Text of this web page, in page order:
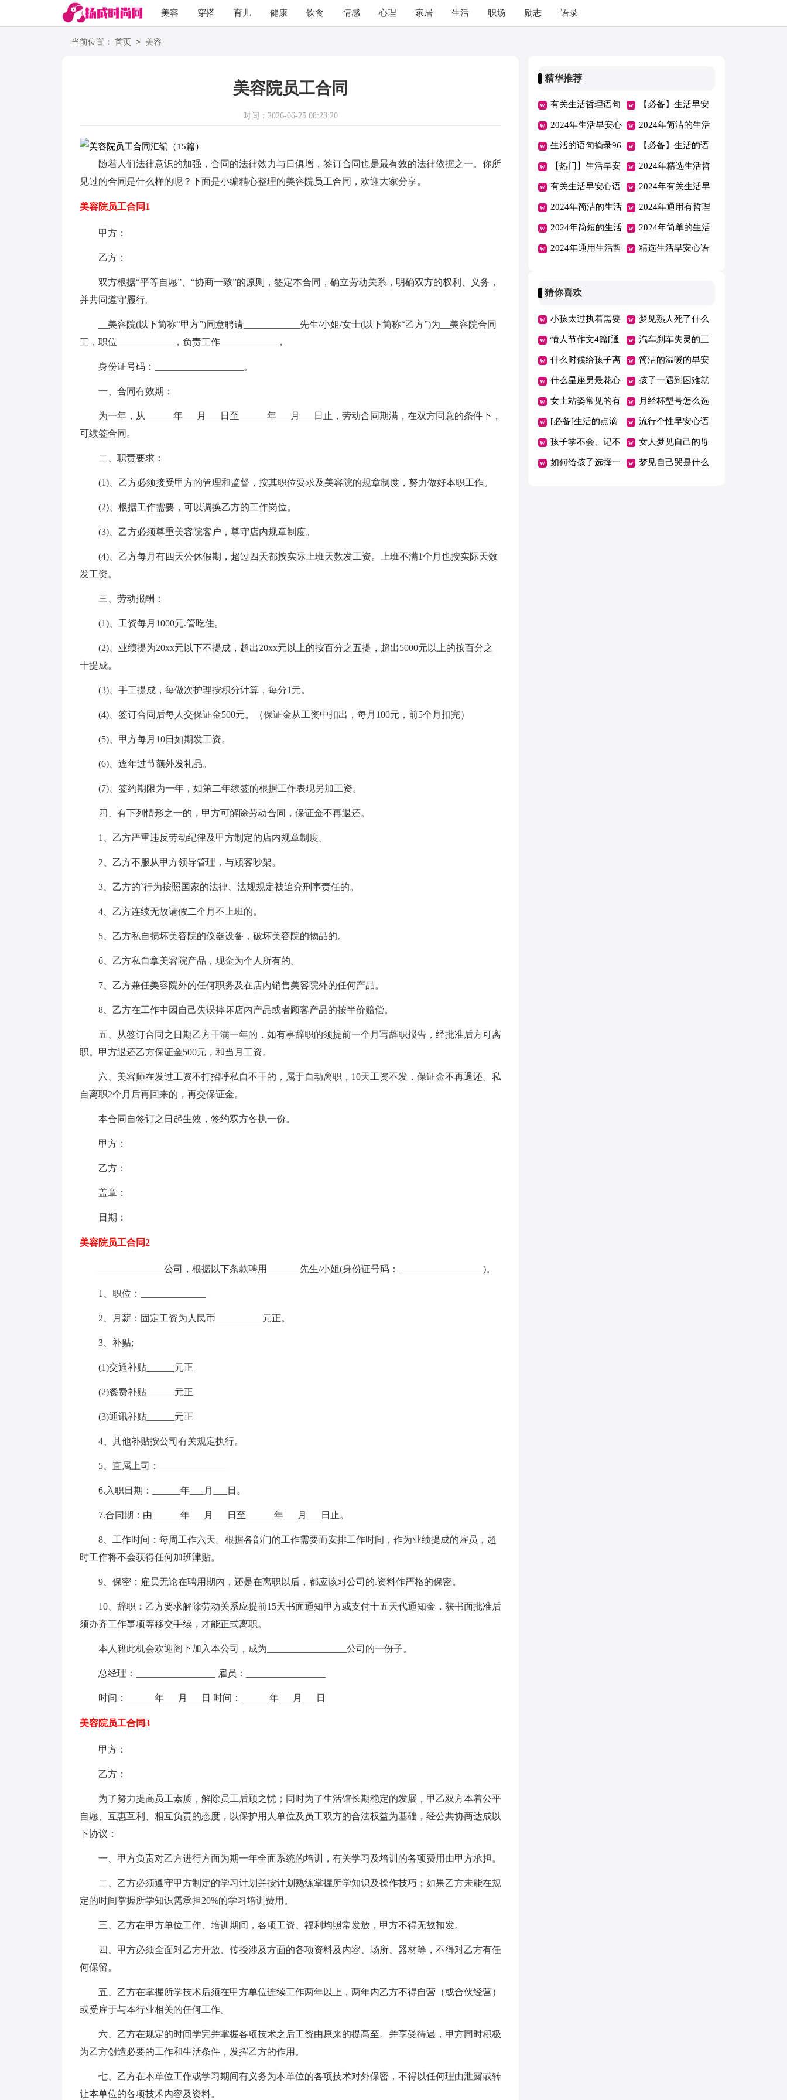
美容 穿搭 育儿 健康 饮食 情感 心理 家居 生活 职场 励志 语录
当前位置： 首页 > 美容
美容院员工合同
时间：2026-06-25 08:23:20
随着人们法律意识的加强，合同的法律效力与日俱增，签订合同也是最有效的法律依据之一。你所
见过的合同是什么样的呢？下面是小编精心整理的美容院员工合同，欢迎大家分享。
美容院员工合同1
甲方：
乙方：
双方根据“平等自愿”、“协商一致”的原则，签定本合同，确立劳动关系，明确双方的权利、义务，
并共同遵守履行。
__美容院(以下简称“甲方”)同意聘请____________先生/小姐/女士(以下简称“乙方”)为__美容院合同
工，职位____________，负责工作____________，
身份证号码：___________________。
一、合同有效期：
为一年，从______年___月___日至______年___月___日止，劳动合同期满，在双方同意的条件下，
可续签合同。
二、职责要求：
(1)、乙方必须接受甲方的管理和监督，按其职位要求及美容院的规章制度，努力做好本职工作。
(2)、根据工作需要，可以调换乙方的工作岗位。
(3)、乙方必须尊重美容院客户，尊守店内规章制度。
(4)、乙方每月有四天公休假期，超过四天都按实际上班天数发工资。上班不满1个月也按实际天数
发工资。
三、劳动报酬：
(1)、工资每月1000元.管吃住。
(2)、业绩提为20xx元以下不提成，超出20xx元以上的按百分之五提，超出5000元以上的按百分之
十提成。
(3)、手工提成，每做次护理按积分计算，每分1元。
(4)、签订合同后每人交保证金500元。（保证金从工资中扣出，每月100元，前5个月扣完）
(5)、甲方每月10日如期发工资。
(6)、逢年过节额外发礼品。
(7)、签约期限为一年，如第二年续签的根据工作表现另加工资。
四、有下列情形之一的，甲方可解除劳动合同，保证金不再退还。
1、乙方严重违反劳动纪律及甲方制定的店内规章制度。
2、乙方不服从甲方领导管理，与顾客吵架。
3、乙方的`行为按照国家的法律、法规规定被追究刑事责任的。
4、乙方连续无故请假二个月不上班的。
5、乙方私自损坏美容院的仪器设备，破坏美容院的物品的。
6、乙方私自拿美容院产品，现金为个人所有的。
7、乙方兼任美容院外的任何职务及在店内销售美容院外的任何产品。
8、乙方在工作中因自己失误摔坏店内产品或者顾客产品的按半价赔偿。
五、从签订合同之日期乙方干满一年的，如有事辞职的须提前一个月写辞职报告，经批准后方可离
职。甲方退还乙方保证金500元，和当月工资。
六、美容师在发过工资不打招呼私自不干的，属于自动离职，10天工资不发，保证金不再退还。私
自离职2个月后再回来的，再交保证金。
本合同自签订之日起生效，签约双方各执一份。
甲方：
乙方：
盖章：
日期：
美容院员工合同2
______________公司，根据以下条款聘用_______先生/小姐(身份证号码：__________________)。
1、职位：______________
2、月薪：固定工资为人民币__________元正。
3、补贴;
(1)交通补贴______元正
(2)餐费补贴______元正
(3)通讯补贴______元正
4、其他补贴按公司有关规定执行。
5、直属上司：______________
6.入职日期：______年___月___日。
7.合同期：由______年___月___日至______年___月___日止。
8、工作时间：每周工作六天。根据各部门的工作需要而安排工作时间，作为业绩提成的雇员，超
时工作将不会获得任何加班津贴。
9、保密：雇员无论在聘用期内，还是在离职以后，都应该对公司的.资料作严格的保密。
10、辞职：乙方要求解除劳动关系应提前15天书面通知甲方或支付十五天代通知金，获书面批准后
须办齐工作事项等移交手续，才能正式离职。
本人籍此机会欢迎阁下加入本公司，成为_________________公司的一份子。
总经理：_________________ 雇员：_________________
时间：______年___月___日 时间：______年___月___日
美容院员工合同3
甲方：
乙方：
为了努力提高员工素质，解除员工后顾之忧；同时为了生活馆长期稳定的发展，甲乙双方本着公平
自愿、互惠互利、相互负责的态度，以保护用人单位及员工双方的合法权益为基础，经公共协商达成以
下协议：
一、甲方负责对乙方进行方面为期一年全面系统的培训，有关学习及培训的各项费用由甲方承担。
二、乙方必须遵守甲方制定的学习计划并按计划熟练掌握所学知识及操作技巧；如果乙方未能在规
定的时间掌握所学知识需承担20%的学习培训费用。
三、乙方在甲方单位工作、培训期间，各项工资、福利均照常发放，甲方不得无故扣发。
四、甲方必须全面对乙方开放、传授涉及方面的各项资料及内容、场所、器材等，不得对乙方有任
何保留。
五、乙方在掌握所学技术后须在甲方单位连续工作两年以上，两年内乙方不得自营（或合伙经营）
或受雇于与本行业相关的任何工作。
六、乙方在规定的时间学完并掌握各项技术之后工资由原来的提高至。并享受待遇，甲方同时积极
为乙方创造必要的工作和生活条件，发挥乙方的作用。
七、乙方在本单位工作或学习期间有义务为本单位的各项技术对外保密，不得以任何理由泄露或转
让本单位的各项技术内容及资料。
精华推荐
有关生活哲理语句
汇编66句
【必备】生活早安
心语微信47句
2024年生活早安心
语QQ汇总60句
2024年简洁的生活
早安心语朋友圈57
条
生活的语句摘录96
条
【必备】生活的语
句锦集75句
【热门】生活早安
心语大集合60句
2024年精选生活哲
理语句48条
有关生活早安心语
微信锦集52条
2024年有关生活早
安心语QQ汇编36
句
2024年简洁的生活
早安心语QQ摘录
51句
2024年通用有哲理
的生活语句合集76
条
2024年简短的生活
早安心语QQ37条
2024年简单的生活
早安心语朋友圈汇
2024年通用生活哲 精选生活早安心语
猜你喜欢
小孩太过执着需要
去看医生吗
梦见熟人死了什么
预兆
情人节作文4篇[通
用]
汽车刹车失灵的三
大主因及紧急应急
技巧
什么时候给孩子离
乳比较好
简洁的温暖的早安
心语语录大合集53
条
什么星座男最花心
又幼稚
孩子一遇到困难就
想放弃，父母怎么
帮他？
女士站姿常见的有
哪些
月经杯型号怎么选
[必备]生活的点滴
作文3篇
流行个性早安心语
汇总125句精选
孩子学不会、记不
住是什么原因
女人梦见自己的母
亲
如何给孩子选择一 梦见自己哭是什么